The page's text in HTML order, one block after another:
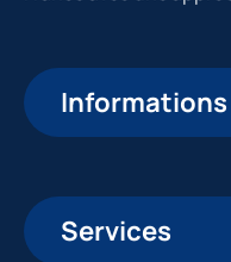
Informations
Services